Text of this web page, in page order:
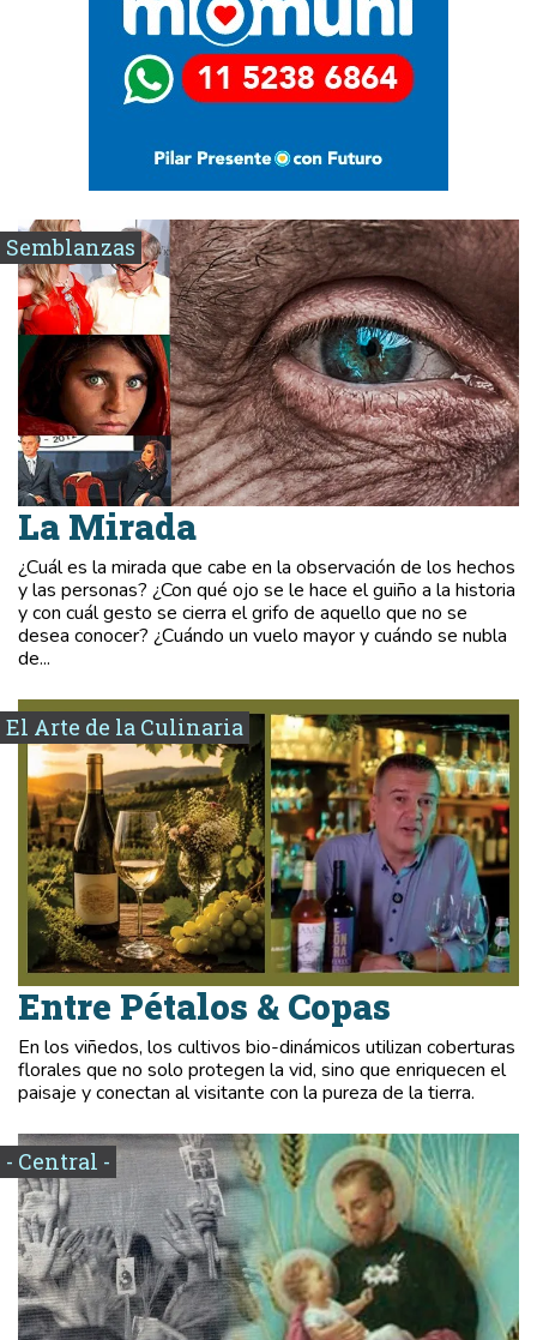
Semblanzas
La Mirada
¿Cuál es la mirada que cabe en la observación de los hechos
y las personas? ¿Con qué ojo se le hace el guiño a la historia
y con cuál gesto se cierra el grifo de aquello que no se
desea conocer? ¿Cuándo un vuelo mayor y cuándo se nubla
de...
El Arte de la Culinaria
Entre Pétalos & Copas
En los viñedos, los cultivos bio-dinámicos utilizan coberturas
florales que no solo protegen la vid, sino que enriquecen el
paisaje y conectan al visitante con la pureza de la tierra.
- Central -